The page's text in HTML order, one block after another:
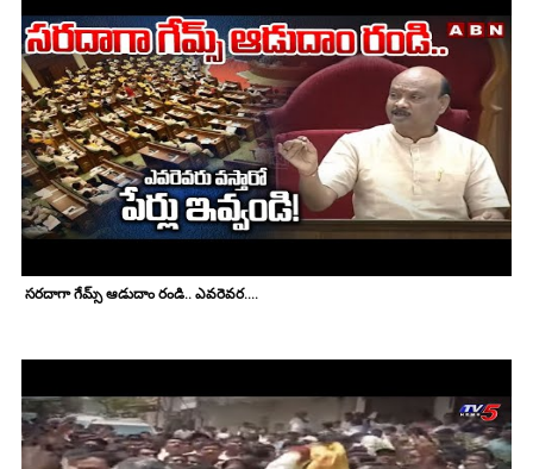
సరదాగా గేమ్స్ ఆడుదాం రండి.. ఎవరెవర....